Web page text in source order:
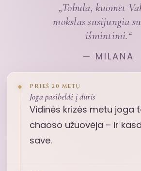
„Tobula, kuomet
mokslas susijungia
išmintimi.“
— MILANA
PRIEŠ 20 METŲ
Joga pasibeldė į duris
Vidinės krizės metu joga
chaoso užuovėja – ir
save.